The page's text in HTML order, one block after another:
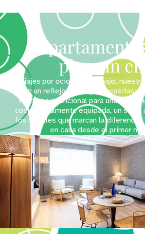
piensan
Viajes por ocio o por trabajo,
son un reflejo de lo que necesitas:
moderno y funcional para una
cocina totalmente equipada, un salón
los detalles que marcan la
en casa desde el primer